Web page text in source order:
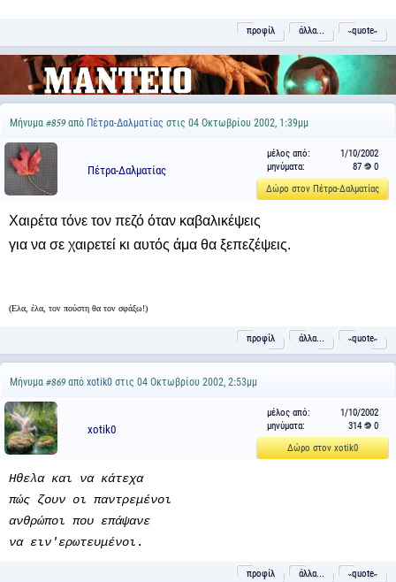
προφίλ άλλα... ˵quote˶
Μήνυμα #859από Πέτρα-Δαλματίας στις 04 Οκτωβρίου 2002, 1:39μμ
Πέτρα-Δαλματίας
μέλος από:
1/10/2002
μηνύματα:
87
0
Δώρο στον Πέτρα-Δαλματίας
Χαιρέτα τόνε τον πεζό όταν καβαλικέψεις
για να σε χαιρετεί κι αυτός άμα θα ξεπεζέψεις.
(Ελα, έλα, τον πούστη θα τον σφάξω!)
προφίλ άλλα... ˵quote˶
Μήνυμα #869από xotik0 στις 04 Οκτωβρίου 2002, 2:53μμ
xotik0
μέλος από:
1/10/2002
μηνύματα:
314
0
Δώρο στον xotik0
Ηθελα και να κάτεχα
πώς ζουν οι παντρεμένοι
ανθρώποι που επάψανε
να ειν'ερωτευμένοι .
προφίλ άλλα... ˵quote˶